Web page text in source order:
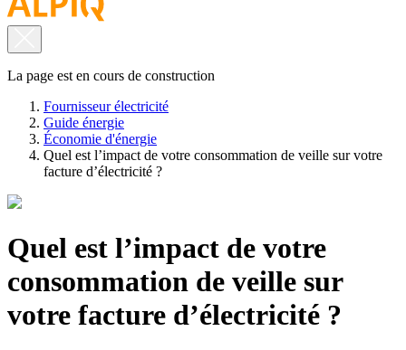
La page est en cours de construction
Fournisseur électricité
Guide énergie
Économie d'énergie
Quel est l’impact de votre consommation de veille sur votre
facture d’électricité ?
Quel est l’impact de votre
consommation de veille sur
votre facture d’électricité ?